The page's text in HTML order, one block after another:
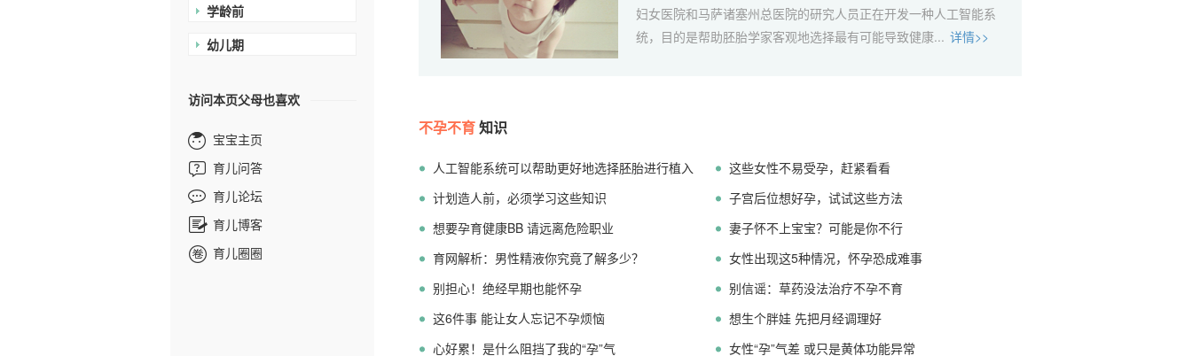
学龄前
幼儿期
访问本页父母也喜欢
宝宝主页
育儿问答
育儿论坛
育儿博客
育儿圈圈
妇女医院和马萨诸塞州总医院的研究人员正在开发一种人工智能系
统，目的是帮助胚胎学家客观地选择最有可能导致健康... 详情>>
不孕不育知识
人工智能系统可以帮助更好地选择胚胎进行植入
这些女性不易受孕，赶紧看看
计划造人前，必须学习这些知识
子宫后位想好孕，试试这些方法
想要孕育健康BB 请远离危险职业
妻子怀不上宝宝？可能是你不行
育网解析：男性精液你究竟了解多少？
女性出现这5种情况，怀孕恐成难事
别担心！绝经早期也能怀孕
别信谣：草药没法治疗不孕不育
这6件事 能让女人忘记不孕烦恼
想生个胖娃 先把月经调理好
心好累！是什么阻挡了我的“孕”气
女性“孕”气差 或只是黄体功能异常